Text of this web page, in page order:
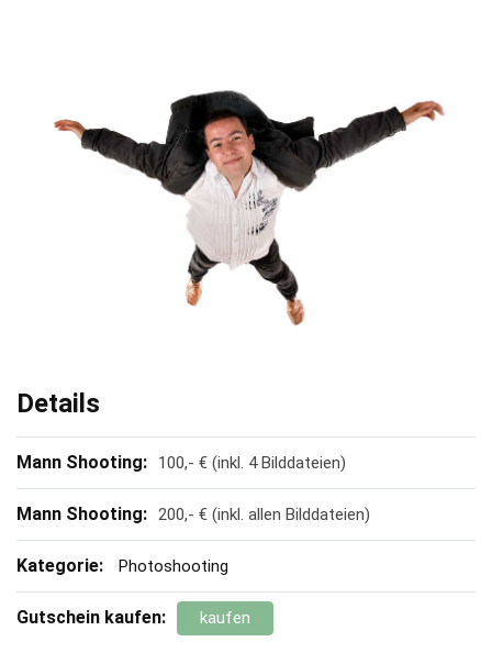
Details
Mann Shooting: 100,- € (inkl. 4 Bilddateien)
Mann Shooting: 200,- € (inkl. allen Bilddateien)
Kategorie: Photoshooting
Gutschein kaufen: kaufen